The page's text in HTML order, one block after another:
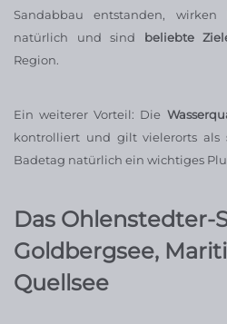
Sandabbau entstanden,
natürlich und sind beliebte
Region.
Ein weiterer Vorteil: Die
kontrolliert und gilt vielerorts als
Badetag natürlich ein wichtiges
Das Ohlenstedter-
Goldbergsee,
Quellsee